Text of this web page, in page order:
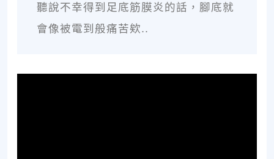
聽說不幸得到足底筋膜炎的話，腳底就
會像被電到般痛苦欸..